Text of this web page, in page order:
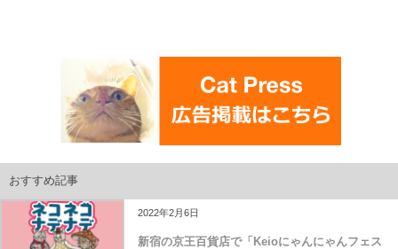
おすすめ記事
2022年2月6日
新宿の京王百貨店で「Keioにゃんにゃんフェス